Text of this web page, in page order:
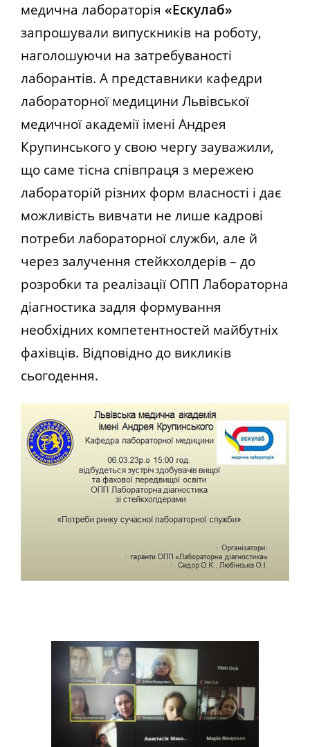
медична лабораторія «Ескулаб»
запрошували випускників на роботу,
наголошуючи на затребуваності
лаборантів. А представники кафедри
лабораторної медицини Львівської
медичної академії імені Андрея
Крупинського у свою чергу зауважили,
що саме тісна співпраця з мережею
лабораторій різних форм власності і дає
можливість вивчати не лише кадрові
потреби лабораторної служби, але й
через залучення стейкхолдерів – до
розробки та реалізації ОПП Лабораторна
діагностика задля формування
необхідних компетентностей майбутніх
фахівців. Відповідно до викликів
сьогодення.